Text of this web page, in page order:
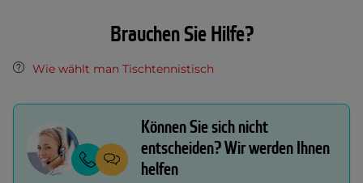
Brauchen Sie Hilfe?
Wie wählt man Tischtennistisch
Können Sie sich nicht
entscheiden? Wir werden Ihnen
helfen